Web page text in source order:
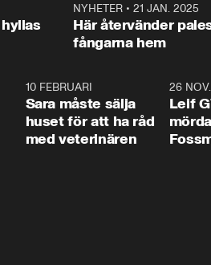
NYHETER •21 JAN. 2025
Här återvänder
fångarna hem
10 FEBRUARI
Sara måste sälja
huset för att ha råd
med veterinären
26
Leif